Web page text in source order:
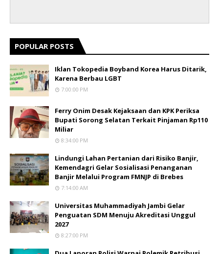
POPULAR POSTS
Iklan Tokopedia Boyband Korea Harus Ditarik,
Karena Berbau LGBT
7:00:00 PM
Ferry Onim Desak Kejaksaan dan KPK Periksa
Bupati Sorong Selatan Terkait Pinjaman Rp110
Miliar
8:34:00 PM
Lindungi Lahan Pertanian dari Risiko Banjir,
Kemendagri Gelar Sosialisasi Penanganan
Banjir Melalui Program FMNJP di Brebes
7:14:00 AM
Universitas Muhammadiyah Jambi Gelar
Penguatan SDM Menuju Akreditasi Unggul
2027
8:27:00 PM